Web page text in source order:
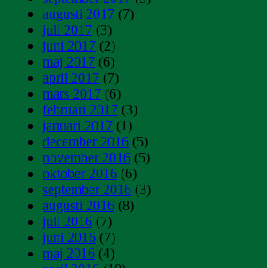
augusti 2017 (7)
juli 2017 (3)
juni 2017 (2)
maj 2017 (6)
april 2017 (7)
mars 2017 (6)
februari 2017 (3)
januari 2017 (1)
december 2016 (5)
november 2016 (5)
oktober 2016 (6)
september 2016 (3)
augusti 2016 (8)
juli 2016 (7)
juni 2016 (7)
maj 2016 (4)